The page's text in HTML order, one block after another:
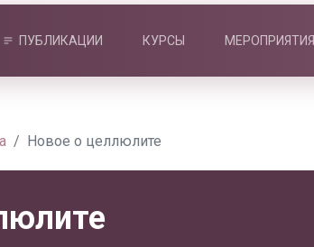
ПУБЛИКАЦИИ КУРСЫ МЕРОПРИЯТИЯ
Новое о целлюлите